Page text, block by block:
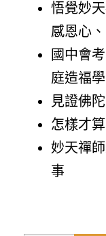
悟覺妙
感恩心
國中會
庭造福
見證佛
怎樣才
妙天禪
事